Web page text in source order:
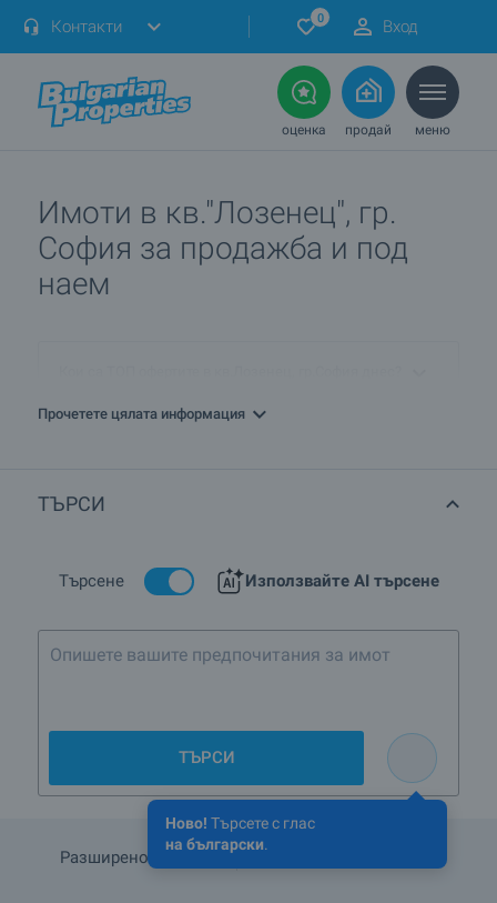
Контакти 0 Вход
оценка продай меню
Имоти в кв."Лозенец", гр.
София за продажба и под
наем
ПРОДАВАМ имот в кв.Лозенец, гр.София. Как мога да го
строителство в кв.Лозенец, гр.София?
гр.София?
Прочетете цялата информация
ТЪРСИ
Търсене Използвайте AI търсене
Ново! Търсете с глас
на български.
Опишете вашите пр
ТЪРСИ
Разширено търсене